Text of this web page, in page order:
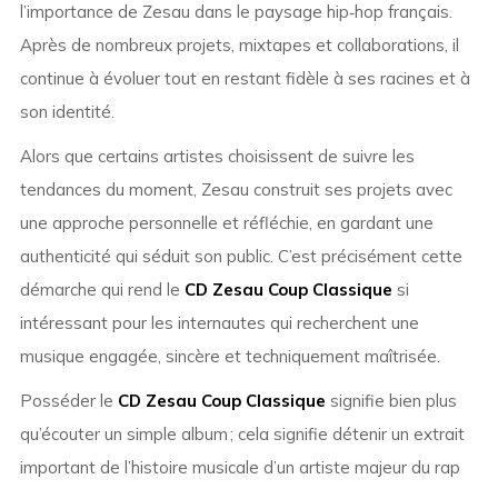
l’importance de Zesau dans le paysage hip‑hop français.
Après de nombreux projets, mixtapes et collaborations, il
continue à évoluer tout en restant fidèle à ses racines et à
son identité.
Alors que certains artistes choisissent de suivre les
tendances du moment, Zesau construit ses projets avec
une approche personnelle et réfléchie, en gardant une
authenticité qui séduit son public. C’est précisément cette
démarche qui rend le CD Zesau Coup Classique si
intéressant pour les internautes qui recherchent une
musique engagée, sincère et techniquement maîtrisée.
Posséder le CD Zesau Coup Classique signifie bien plus
qu’écouter un simple album ; cela signifie détenir un extrait
important de l’histoire musicale d’un artiste majeur du rap